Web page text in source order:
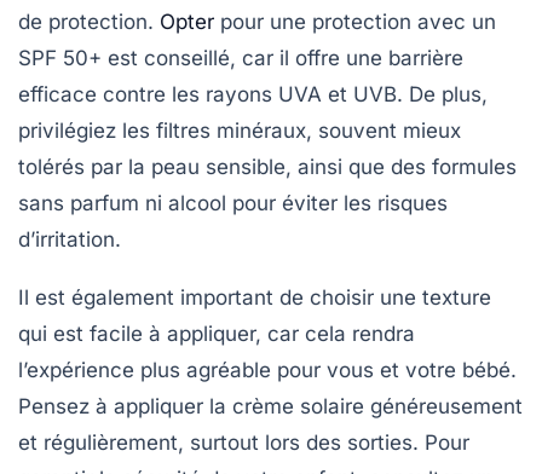
de protection. Opter pour une protection avec un
SPF 50+ est conseillé, car il offre une barrière
efficace contre les rayons UVA et UVB. De plus,
privilégiez les filtres minéraux, souvent mieux
tolérés par la peau sensible, ainsi que des formules
sans parfum ni alcool pour éviter les risques
d’irritation.
Il est également important de choisir une texture
qui est facile à appliquer, car cela rendra
l’expérience plus agréable pour vous et votre bébé.
Pensez à appliquer la crème solaire généreusement
et régulièrement, surtout lors des sorties. Pour